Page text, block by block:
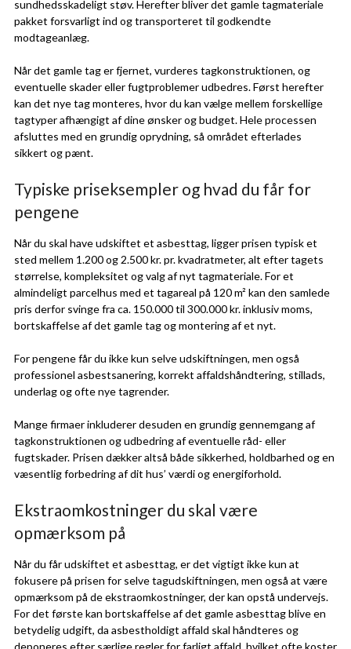
sundhedsskadeligt støv. Herefter bliver det gamle tagmateriale
pakket forsvarligt ind og transporteret til godkendte
modtageanlæg.
Når det gamle tag er fjernet, vurderes tagkonstruktionen, og
eventuelle skader eller fugtproblemer udbedres. Først herefter
kan det nye tag monteres, hvor du kan vælge mellem forskellige
tagtyper afhængigt af dine ønsker og budget. Hele processen
afsluttes med en grundig oprydning, så området efterlades
sikkert og pænt.
Typiske priseksempler og hvad du får for
pengene
Når du skal have udskiftet et asbesttag, ligger prisen typisk et
sted mellem 1.200 og 2.500 kr. pr. kvadratmeter, alt efter tagets
størrelse, kompleksitet og valg af nyt tagmateriale. For et
almindeligt parcelhus med et tagareal på 120 m² kan den samlede
pris derfor svinge fra ca. 150.000 til 300.000 kr. inklusiv moms,
bortskaffelse af det gamle tag og montering af et nyt.
For pengene får du ikke kun selve udskiftningen, men også
professionel asbestsanering, korrekt affaldshåndtering, stillads,
underlag og ofte nye tagrender.
Mange firmaer inkluderer desuden en grundig gennemgang af
tagkonstruktionen og udbedring af eventuelle råd- eller
fugtskader. Prisen dækker altså både sikkerhed, holdbarhed og en
væsentlig forbedring af dit hus’ værdi og energiforhold.
Ekstraomkostninger du skal være
opmærksom på
Når du får udskiftet et asbesttag, er det vigtigt ikke kun at
fokusere på prisen for selve tagudskiftningen, men også at være
opmærksom på de ekstraomkostninger, der kan opstå undervejs.
For det første kan bortskaffelse af det gamle asbesttag blive en
betydelig udgift, da asbestholdigt affald skal håndteres og
deponeres efter særlige regler for farligt affald, hvilket ofte koster